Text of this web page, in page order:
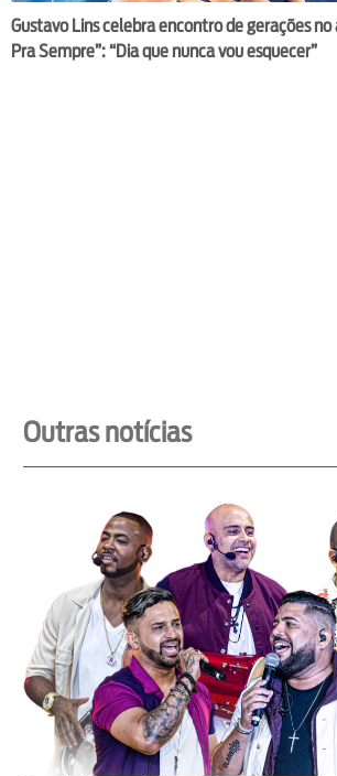
Gustavo Lins celebra encontro de gerações no
Pra Sempre”: “Dia que nunca vou esquecer”
Outras notícias